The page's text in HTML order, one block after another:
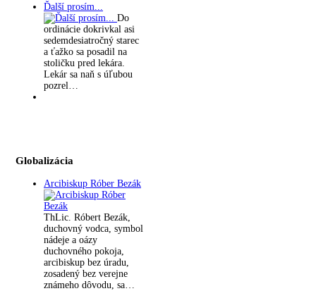
Ďalší prosím...
Do
ordinácie dokrivkal asi
sedemdesiatročný starec
a ťažko sa posadil na
stoličku pred lekára.
Lekár sa naň s úľubou
pozrel…
Globalizácia
Arcibiskup Róber Bezák
ThLic. Róbert Bezák,
duchovný vodca, symbol
nádeje a oázy
duchovného pokoja,
arcibiskup bez úradu,
zosadený bez verejne
známeho dôvodu, sa…